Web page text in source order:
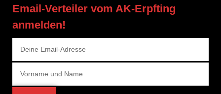
Email-Verteiler vom AK-Erpfting
anmelden!